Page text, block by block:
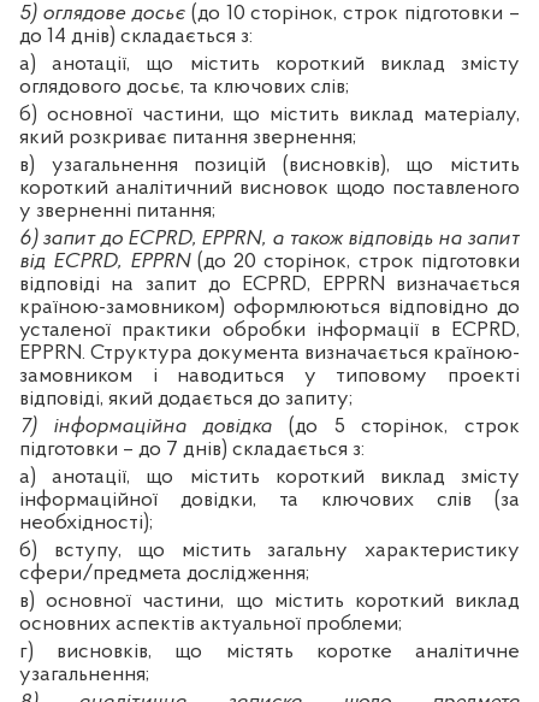
5) оглядове досьє(до 10 сторінок, строк підготовки –
до 14 днів) складається з:
а) анотації, що містить короткий виклад змісту
оглядового досьє, та ключових слів;
б) основної частини, що містить виклад матеріалу,
який розкриває питання звернення;
в) узагальнення позицій (висновків), що містить
короткий аналітичний висновок щодо поставленого
у зверненні питання;
6) запит до ECPRD, EPPRN, а також відповідь на запит
від ECPRD, EPPRN(до 20 сторінок, строк підготовки
відповіді на запит до ECPRD, EPPRN визначається
країною-замовником) оформлюються відповідно до
усталеної практики обробки інформації в ECPRD,
EPPRN. Структура документа визначається країною-
замовником і наводиться у типовому проекті
відповіді, який додається до запиту;
7) інформаційна довідка (до 5 сторінок, строк
підготовки – до 7 днів) складається з:
а) анотації, що містить короткий виклад змісту
інформаційної довідки, та ключових слів (за
необхідності);
б) вступу, що містить загальну характеристику
сфери/предмета дослідження;
в) основної частини, що містить короткий виклад
основних аспектів актуальної проблеми;
г) висновків, що містять коротке аналітичне
узагальнення;